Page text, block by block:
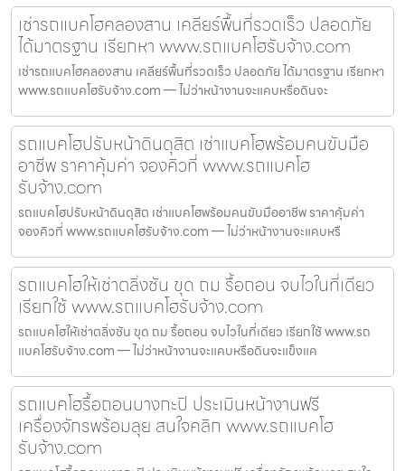
เช่ารถแบคโฮคลองสาน เคลียร์พื้นที่รวดเร็ว ปลอดภัย
ได้มาตรฐาน เรียกหา www.รถแบคโฮรับจ้าง.com
เช่ารถแบคโฮคลองสาน เคลียร์พื้นที่รวดเร็ว ปลอดภัย ได้มาตรฐาน เรียกหา
www.รถแบคโฮรับจ้าง.com — ไม่ว่าหน้างานจะแคบหรือดินจะ
รถแบคโฮปรับหน้าดินดุสิต เช่าแบคโฮพร้อมคนขับมือ
อาชีพ ราคาคุ้มค่า จองคิวที่ www.รถแบคโฮ
รับจ้าง.com
รถแบคโฮปรับหน้าดินดุสิต เช่าแบคโฮพร้อมคนขับมืออาชีพ ราคาคุ้มค่า
จองคิวที่ www.รถแบคโฮรับจ้าง.com — ไม่ว่าหน้างานจะแคบหรื
รถแบคโฮให้เช่าตลิ่งชัน ขุด ถม รื้อถอน จบไวในที่เดียว
เรียกใช้ www.รถแบคโฮรับจ้าง.com
รถแบคโฮให้เช่าตลิ่งชัน ขุด ถม รื้อถอน จบไวในที่เดียว เรียกใช้ www.รถ
แบคโฮรับจ้าง.com — ไม่ว่าหน้างานจะแคบหรือดินจะแข็งแค
รถแบคโฮรื้อถอนบางกะปิ ประเมินหน้างานฟรี
เครื่องจักรพร้อมลุย สนใจคลิก www.รถแบคโฮ
รับจ้าง.com